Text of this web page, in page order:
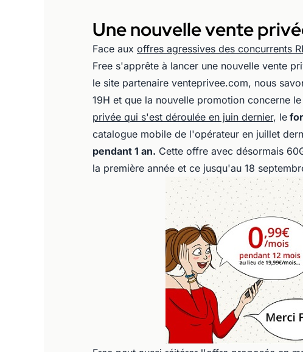
Une nouvelle vente
Face aux offres agressives des concurrents
Free s'apprête à lancer une nouvelle vente
le site partenaire venteprivee.com, nous
19H et que la nouvelle promotion concerne
privée qui s'est déroulée en juin dernier, le
catalogue mobile de l'opérateur en juillet
pendant 1 an. Cette offre avec désormais
la première année et ce jusqu'au 18